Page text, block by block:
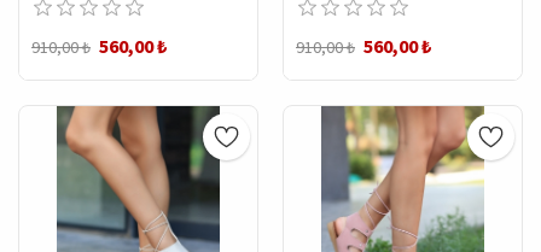
910,00 ₺ 560,00 ₺ 910,00 ₺ 560,00 ₺